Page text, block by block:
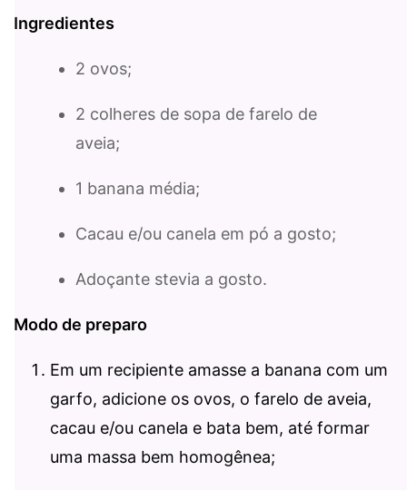
Ingredientes
2 ovos;
2 colheres de sopa de farelo de
aveia;
1 banana média;
Cacau e/ou canela em pó a gosto;
Adoçante stevia a gosto.
Modo de preparo
Em um recipiente amasse a banana com um
garfo, adicione os ovos, o farelo de aveia,
cacau e/ou canela e bata bem, até formar
uma massa bem homogênea;